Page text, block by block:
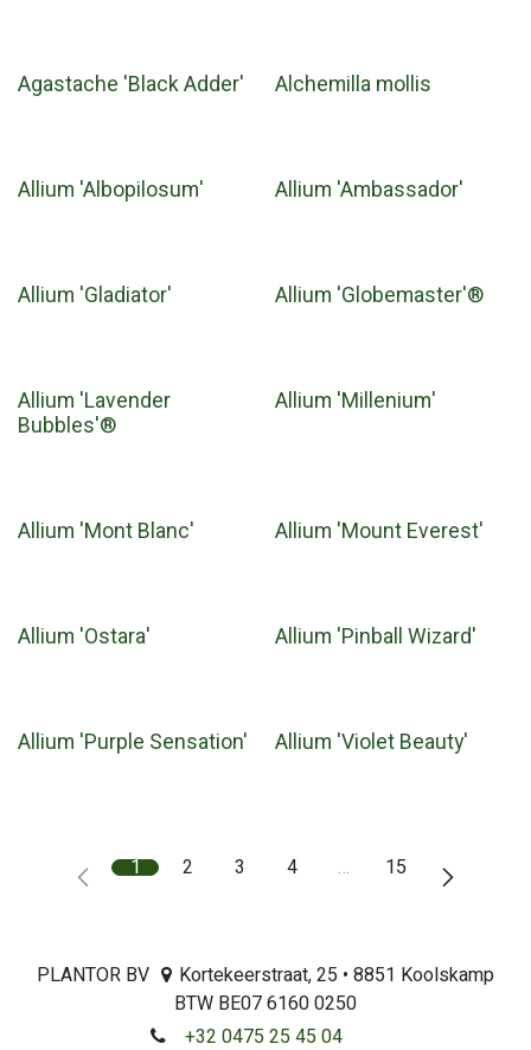
Agastache 'Black Adder' Alchemilla mollis
Allium 'Albopilosum' Allium 'Ambassador'
Allium 'Gladiator' Allium 'Globemaster'®
Allium 'Lavender
Bubbles'®
Allium 'Millenium'
Allium 'Mont Blanc' Allium 'Mount Everest'
Allium 'Ostara' Allium 'Pinball Wizard'
Allium 'Purple Sensation' Allium 'Violet Beauty'
1 2 3 4 … 15
PLANTOR BV
Kortekeerstraat, 25 • 8851 Koolskamp
BTW BE07 6160 0250
+32 0475 25 45 04